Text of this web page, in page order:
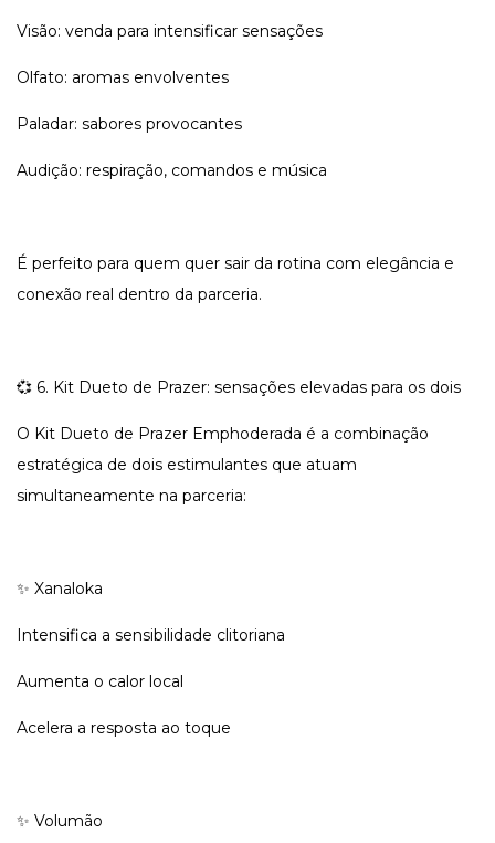
Visão: venda para intensificar sensações
Olfato: aromas envolventes
Paladar: sabores provocantes
Audição: respiração, comandos e música
É perfeito para quem quer sair da rotina com elegância e
conexão real dentro da parceria.
💞 6. Kit Dueto de Prazer: sensações elevadas para os dois
O Kit Dueto de Prazer Emphoderada é a combinação
estratégica de dois estimulantes que atuam
simultaneamente na parceria:
✨ Xanaloka
Intensifica a sensibilidade clitoriana
Aumenta o calor local
Acelera a resposta ao toque
✨ Volumão